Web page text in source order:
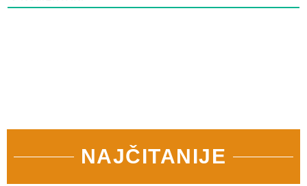
NAJČITANIJE